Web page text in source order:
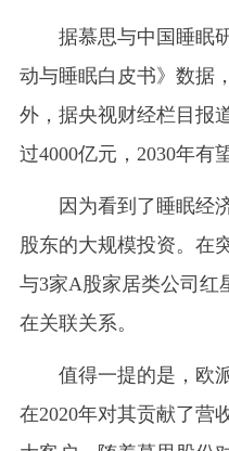
据慕思与中国睡眠
动与睡眠白皮书》数据
外，据央视财经栏目报
过4000亿元，2030年有
因为看到了睡眠经
股东的大规模投资。在
与3家A股家居类公司红
在关联关系。
值得一提的是，欧
在2020年对其贡献了营